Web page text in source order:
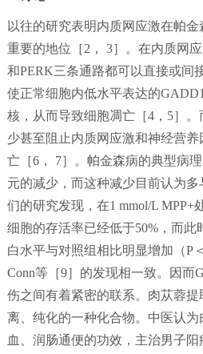
以往的研究表明内质网应激在帕
重要的地位［2， 3］。在内质网应
和PERK三条通路都可以直接或间
使正常细胞内低水平表达的
核，从而导致细胞凋亡［4，5］
少甚至阻止内质网应激和神经营
亡［6， 7］。帕金森病的典型病
元的减少，而这种减少目前认为
们的研究发现，在1 mmol/L MPP+
细胞的存活率已经低于50%，而此
白水平与对照组相比明显增加（P
Conn等［9］的发现相一致。因而
伤之间有着紧密的联系。肉苁蓉
离、纯化的一种化合物。中医认
血、润肠通便的功效，主治男子